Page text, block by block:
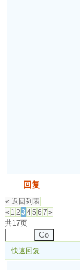
回复
« 返回列表
« 1 2 345 6 7 »
共17页
Go
快速回复